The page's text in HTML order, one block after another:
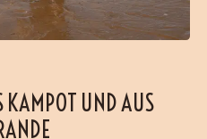
KAMPOT UND AUS